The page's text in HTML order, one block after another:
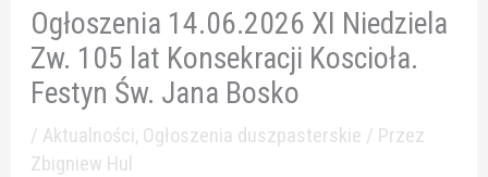
Ogłoszenia 14.06.2026 XI Niedziela
Zw. 105 lat Konsekracji Koscioła.
Festyn Św. Jana Bosko
/ Aktualności, Ogłoszenia duszpasterskie / Przez
Zbigniew Hul